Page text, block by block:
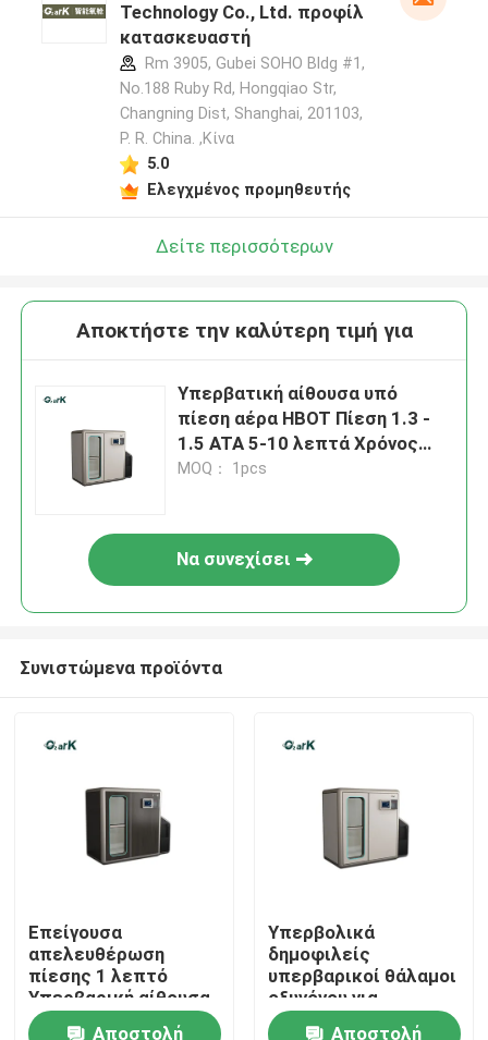
Προϊόντα
βίντεο
Technology Co., Ltd. προφίλ
κατασκευαστή
Rm 3905, Gubei SOHO Bldg #1,
No.188 Ruby Rd, Hongqiao Str,
Changning Dist, Shanghai, 201103,
P. R. China. ,Κίνα
5.0
Ελεγχμένος προμηθευτής
Δείτε περισσότερων
Αποκτήστε την καλύτερη τιμή για
Υπερβατική αίθουσα υπό
πίεση αέρα HBOT Πίεση 1.3 -
1.5 ATA 5-10 λεπτά Χρόνος
πίεσης
MOQ： 1pcs
Να συνεχίσει
Συνιστώμενα προϊόντα
Επείγουσα
απελευθέρωση
πίεσης 1 λεπτό
Υπερβαρική αίθουσα
HBOT
Αποστολή
Υπερβολικά
δημοφιλείς
υπερβαρικοί θάλαμοι
οξυγόνου για
βελτιωμένη
Αποστολή